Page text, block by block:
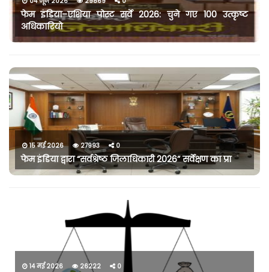
फेम इंडिया–एशिया पोस्ट सर्वे 2026: चुने गए 100 उत्कृष्ट
अधिकारियो
15 मई 2026 27993 0
फेम इंडिया द्वारा “सर्वश्रेष्ठ जिलाधिकारी 2026” सर्वेक्षण का प्रा
14 मई 2026 26222 0